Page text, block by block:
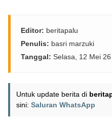
Editor: beritapalu
Penulis: basri marzuki
Tanggal: Selasa, 12 Mei 26
Untuk update berita di
sini: Saluran WhatsApp